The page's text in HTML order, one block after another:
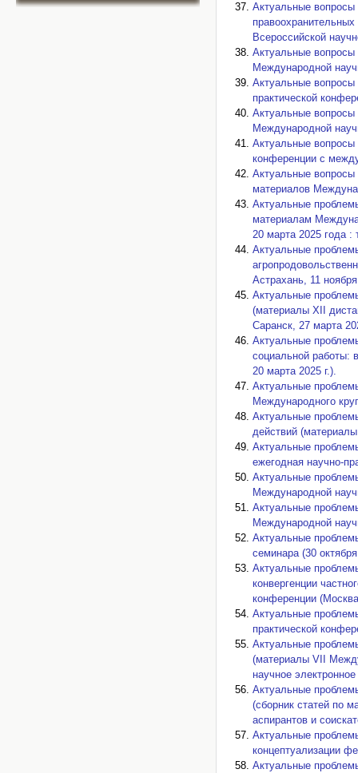
Актуальные вопросы
Всероссийской
Актуальные вопросы
Международной
Актуальные вопросы
практической
Актуальные вопросы
Международной
Актуальные вопросы
конференции с
Актуальные вопросы
материалов
Актуальные
материалам
20 марта 2025 года :
Актуальные
Астрахань, 11
Актуальные
(материалы XII
Саранск, 27 марта
Актуальные
социальной работы:
20 марта 2025 г.).
Актуальные
Международного
Актуальные
действий
Актуальные
ежегодная научно-
Актуальные
Международной
Актуальные
Международной
Актуальные
семинара (30
Актуальные
конвергенции
конференции
Актуальные
практической
Актуальные
(материалы VII
научное
Актуальные
(сборник статей по
аспирантов и
Актуальные
концептуализации
Актуальные